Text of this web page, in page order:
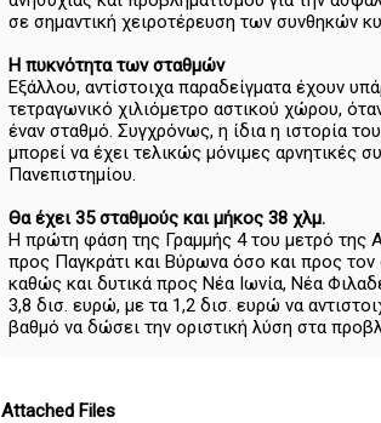
σε σημαντική χειροτέρευση των συνθηκών
Η πυκνότητα των σταθμών
Εξάλλου, αντίστοιχα παραδείγματα έχουν
τετραγωνικό χιλιόμετρο αστικού χώρου,
έναν σταθμό. Συγχρόνως, η ίδια η ιστορία
μπορεί να έχει τελικώς μόνιμες αρνητικές
Πανεπιστημίου.
Θα έχει 35 σταθμούς και μήκος 38 χλμ.
Η πρώτη φάση της Γραμμής 4 του μετρό της
προς Παγκράτι και Βύρωνα όσο και προς
καθώς και δυτικά προς Νέα Ιωνία, Νέα
3,8 δισ. ευρώ, με τα 1,2 δισ. ευρώ να
βαθμό να δώσει την οριστική λύση στα
Attached Files